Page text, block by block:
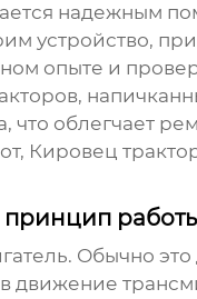
надежным
устройство,
опыте и
что облегчает
Кировец
Обычно
движение